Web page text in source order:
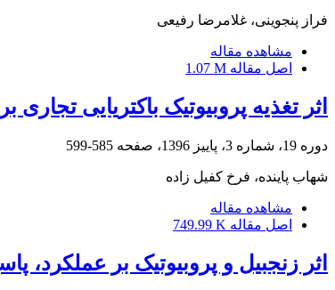
فراز پنجوینی، غلامرضا رفیعی
مشاهده مقاله
اصل مقاله 1.07 M
اثر تغذیه پروبیوتیک باکتریایی
دوره 19، شماره 3، پاییز 1396، صفحه 585-599
شهاب پاینده، فرخ کفیل زاده
مشاهده مقاله
اصل مقاله 749.99 K
اثر زنجبیل و پروبیوتیک بر